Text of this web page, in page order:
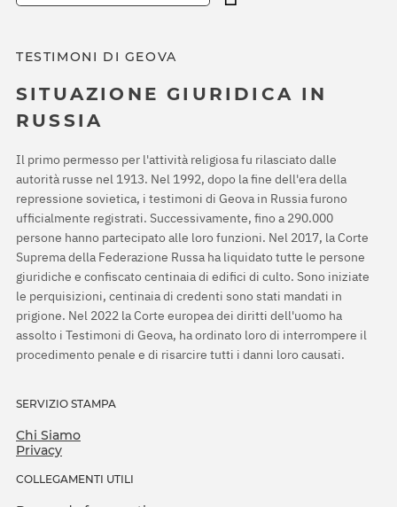
TESTIMONI DI GEOVA
SITUAZIONE GIURIDICA IN
RUSSIA
Il primo permesso per l'attività religiosa fu rilasciato dalle
autorità russe nel 1913. Nel 1992, dopo la fine dell'era della
repressione sovietica, i testimoni di Geova in Russia furono
ufficialmente registrati. Successivamente, fino a 290.000
persone hanno partecipato alle loro funzioni. Nel 2017, la Corte
Suprema della Federazione Russa ha liquidato tutte le persone
giuridiche e confiscato centinaia di edifici di culto. Sono iniziate
le perquisizioni, centinaia di credenti sono stati mandati in
prigione. Nel 2022 la Corte europea dei diritti dell'uomo ha
assolto i Testimoni di Geova, ha ordinato loro di interrompere il
procedimento penale e di risarcire tutti i danni loro causati.
SERVIZIO STAMPA
Chi Siamo
Privacy
COLLEGAMENTI UTILI